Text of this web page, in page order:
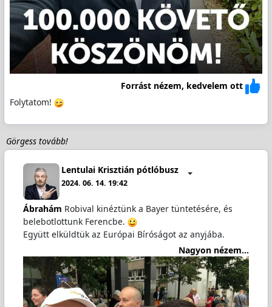
Forrást nézem, kedvelem ott
Folytatom!
Görgess tovább!
Lentulai Krisztián pótlóbusz
2024. 06. 14. 19:42
Ábrahám Robival kinéztünk a Bayer tüntetésére, és
belebotlottunk Ferencbe.
Együtt elküldtük az Európai Bíróságot az anyjába.
Nagyon nézem...